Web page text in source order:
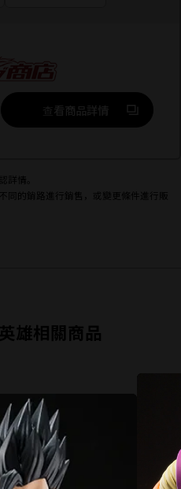
查看商品詳情前往外部網站
情。
同的銷路進行銷售，或變更條件進行販
雄相關商品